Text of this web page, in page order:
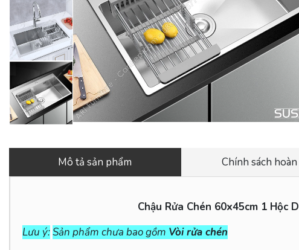
Mô tả sản phẩm Chính sách
Chậu Rửa Chén 60x45cm 1 Hộc
Lưu ý:Sản phẩm chưa bao gồm Vòi rửa chén